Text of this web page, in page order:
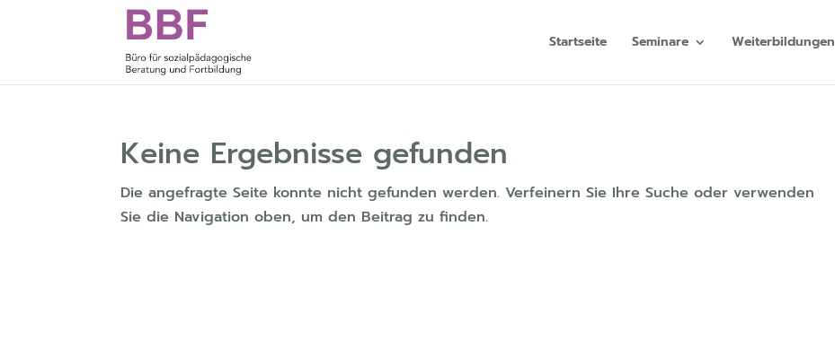
Startseite Seminare Weiterbildungen
Keine Ergebnisse gefunden
Die angefragte Seite konnte nicht gefunden werden. Verfeinern Sie Ihre Suche oder verwenden
Sie die Navigation oben, um den Beitrag zu finden.